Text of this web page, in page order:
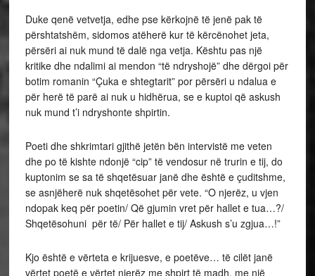
Duke qenë vetvetja, edhe pse kërkojnë të jenë pak të
përshtatshëm, sidomos atëherë kur të kërcënohet jeta,
përsëri ai nuk mund të dalë nga vetja. Kështu pas një
kritike dhe ndalimi ai mendon “të ndryshojë” dhe dërgoi për
botim romanin “Çuka e shtegtarit” por përsëri u ndalua e
për herë të parë ai nuk u hidhërua, se e kuptoi që askush
nuk mund t’i ndryshonte shpirtin.
Poeti dhe shkrimtari gjithë jetën bën intervistë me veten
dhe po të kishte ndonjë “cip” të vendosur në trurin e tij, do
kuptonim se sa të shqetësuar janë dhe është e çuditshme,
se asnjëherë nuk shqetësohet për vete. “O njerëz, u vjen
ndopak keq për poetin/ Që gjumin vret për hallet e tua…?/
Shqetësohuni për të/ Për hallet e tij/ Askush s’u zgjua…!”
Kjo është e vërteta e krijuesve, e poetëve… të cilët janë
vërtet poetë e vërtet njerëz me shpirt të madh, me një